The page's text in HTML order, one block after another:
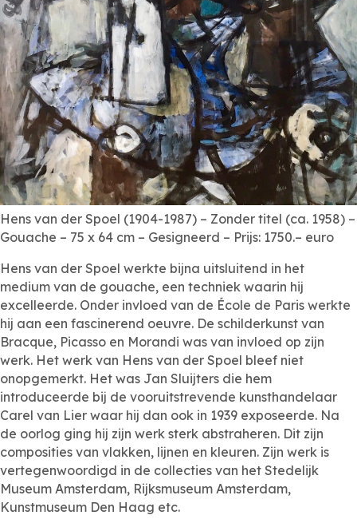
Hens van der Spoel (1904-1987) – Zonder titel (ca. 1958) –
Gouache – 75 x 64 cm – Gesigneerd – Prijs: 1750.– euro
Hens van der Spoel werkte bijna uitsluitend in het
medium van de gouache, een techniek waarin hij
excelleerde. Onder invloed van de École de Paris werkte
hij aan een fascinerend oeuvre. De schilderkunst van
Bracque, Picasso en Morandi was van invloed op zijn
werk. Het werk van Hens van der Spoel bleef niet
onopgemerkt. Het was Jan Sluijters die hem
introduceerde bij de vooruitstrevende kunsthandelaar
Carel van Lier waar hij dan ook in 1939 exposeerde. Na
de oorlog ging hij zijn werk sterk abstraheren. Dit zijn
composities van vlakken, lijnen en kleuren. Zijn werk is
vertegenwoordigd in de collecties van het Stedelijk
Museum Amsterdam, Rijksmuseum Amsterdam,
Kunstmuseum Den Haag etc.